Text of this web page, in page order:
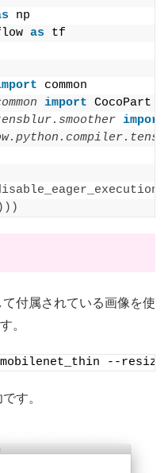
np
as tf
common
import CocoPart
import
)))
付属されている画像を使
。
--
す。